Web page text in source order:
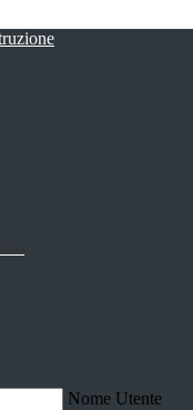
Nome Utente